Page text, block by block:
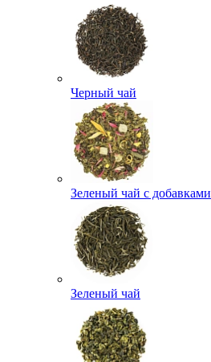
Черный чай
Зеленый чай с добавками
Зеленый чай